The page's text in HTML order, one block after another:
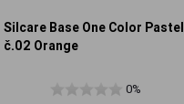
Silcare Base One Color Pastel
č.02 Orange
0%